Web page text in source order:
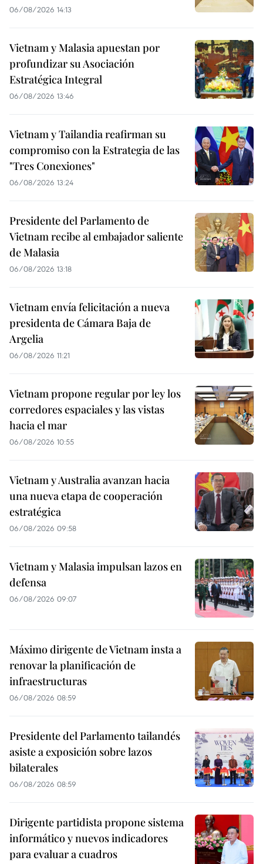
06/08/2026 14:13
Vietnam y Malasia apuestan por
profundizar su Asociación
Estratégica Integral
06/08/2026 13:46
Vietnam y Tailandia reafirman su
compromiso con la Estrategia de las
"Tres Conexiones"
06/08/2026 13:24
Presidente del Parlamento de
Vietnam recibe al embajador saliente
de Malasia
06/08/2026 13:18
Vietnam envía felicitación a nueva
presidenta de Cámara Baja de
Argelia
06/08/2026 11:21
Vietnam propone regular por ley los
corredores espaciales y las vistas
hacia el mar
06/08/2026 10:55
Vietnam y Australia avanzan hacia
una nueva etapa de cooperación
estratégica
06/08/2026 09:58
Vietnam y Malasia impulsan lazos en
defensa
06/08/2026 09:07
Máximo dirigente de Vietnam insta a
renovar la planificación de
infraestructuras
06/08/2026 08:59
Presidente del Parlamento tailandés
asiste a exposición sobre lazos
bilaterales
06/08/2026 08:59
Dirigente partidista propone sistema
informático y nuevos indicadores
para evaluar a cuadros